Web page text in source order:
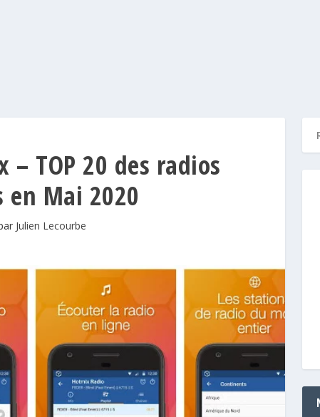
– TOP 20 des radios
Mai 2020
Julien Lecourbe